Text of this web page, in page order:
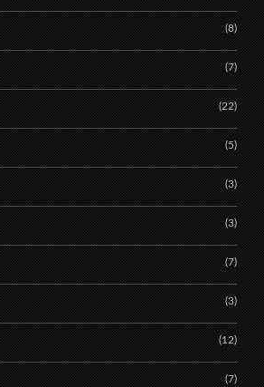
(8)
(7)
(22)
(5)
(3)
(3)
(7)
(3)
(12)
(7)